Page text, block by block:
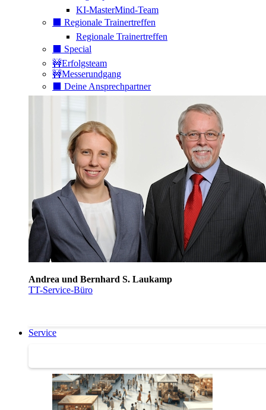
KI-MasterMind-Team
⬛️ Regionale Trainertreffen
Regionale Trainertreffen
⬛️ Special
🚧Erfolgsteam
🚧Messerundgang
⬛️ Deine Ansprechpartner
Andrea und Bernhard S. Laukamp
TT-Service-Büro
Service